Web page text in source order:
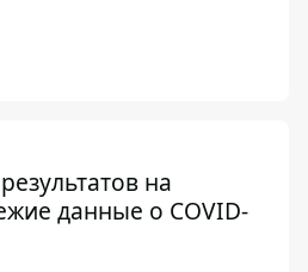
на
данные о COVID-